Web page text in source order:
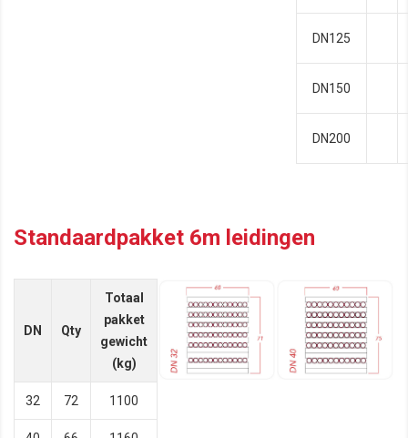
DN125
DN150
DN200
Standaardpakket 6m leidingen
DN Qty
Totaal
pakket
gewicht
(kg)
32 72 1100